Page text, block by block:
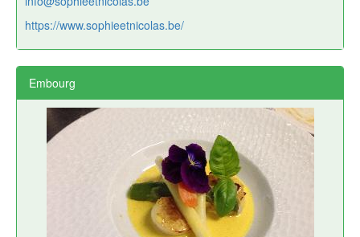
https://www.sophieetnicolas.be/
Embourg